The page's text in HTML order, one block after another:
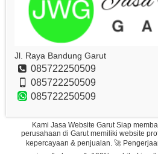
Jl. Raya Bandung Garut
085722250509
085722250509
085722250509
Kami Jasa Website Garut Siap
perusahaan di Garut memiliki website
kepercayaan & penjualan. 🚀